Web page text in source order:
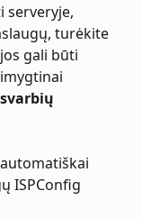
serveryje,
turėkite
gali būti
ISPConfig